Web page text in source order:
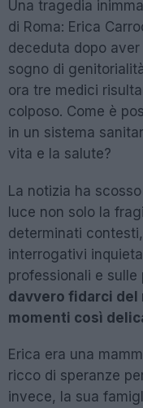
Una tragedia
di Roma: Erica
deceduta dopo
sogno di
ora tre medici
colposo. Come è
in un sistema
vita e la salute?
La notizia ha
luce non solo la
determinati
interrogativi
professionali e sulle
davvero fidarci
momenti così
Erica era una
ricco di speranze
invece, la sua